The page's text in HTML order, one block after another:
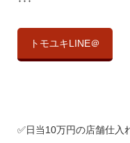
トモユキLINE＠
✅日当10万円の店舗仕入